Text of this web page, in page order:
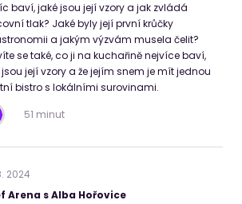
baví, jaké jsou její vzory a jak zvládá
tlak? Jaké byly její první krůčky
a jakým výzvám musela čelit?
se také, co ji na kuchařině nejvíce baví,
její vzory a že jejím snem je mít jednou
bistro s lokálními surovinami.
51 minut
. 2024
Arena s Alba Hořovice